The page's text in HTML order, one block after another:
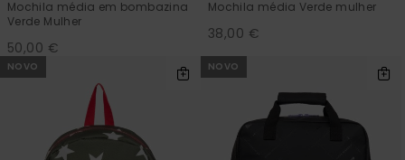
Mochila média em bombazina
Verde Mulher
50,00 €
Mochila média Verde mulher
38,00 €
NOVO NOVO